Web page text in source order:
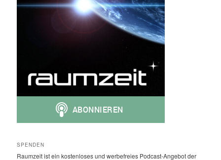
SPENDEN
Raumzeit ist ein kostenloses und werbefreies Podcast-Angebot der